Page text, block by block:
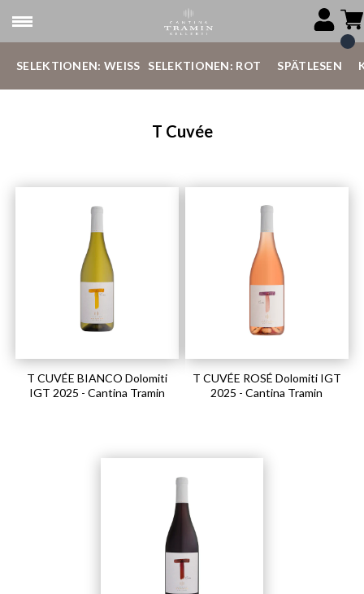
SELEKTIONEN: WEISS SELEKTIONEN: ROT SPÄTLESEN
T Cuvée
T CUVÉE BIANCO Dolomiti
IGT 2025 - Cantina Tramin
T CUVÉE ROSÉ Dolomiti IGT
2025 - Cantina Tramin